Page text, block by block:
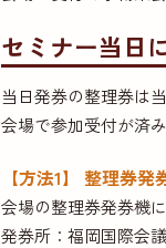
セミナー当日
当日発券の整理券は
会場で参加受付が済
【方法1】 整理券
会場の整理券発券機
発券所：福岡国際会